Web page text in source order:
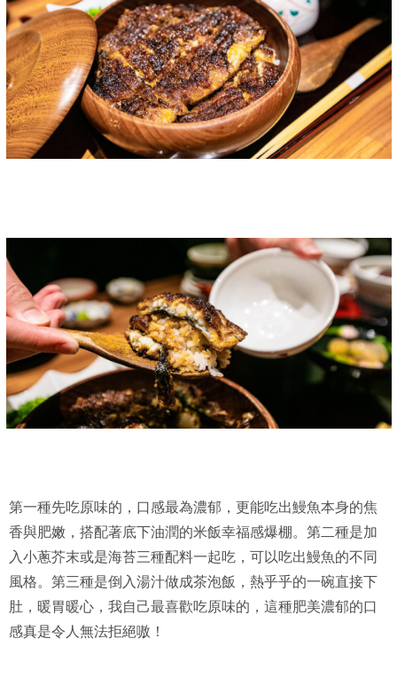
第一種先吃原味的，口感最為濃郁，更能吃出鰻魚本身的焦
香與肥嫩，搭配著底下油潤的米飯幸福感爆棚。第二種是加
入小蔥芥末或是海苔三種配料一起吃，可以吃出鰻魚的不同
風格。第三種是倒入湯汁做成茶泡飯，熱乎乎的一碗直接下
肚，暖胃暖心，我自己最喜歡吃原味的，這種肥美濃郁的口
感真是令人無法拒絕嗷！